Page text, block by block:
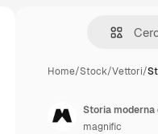
Home/Stock/Vettori/
Storia
magnific